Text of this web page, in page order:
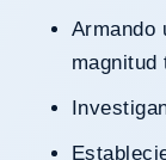
Armando un caso que tome en cuenta la
magnitud
Estableciendo la responsabilidad y estimando